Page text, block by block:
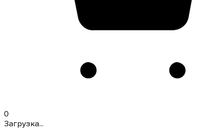
0
Загрузка...